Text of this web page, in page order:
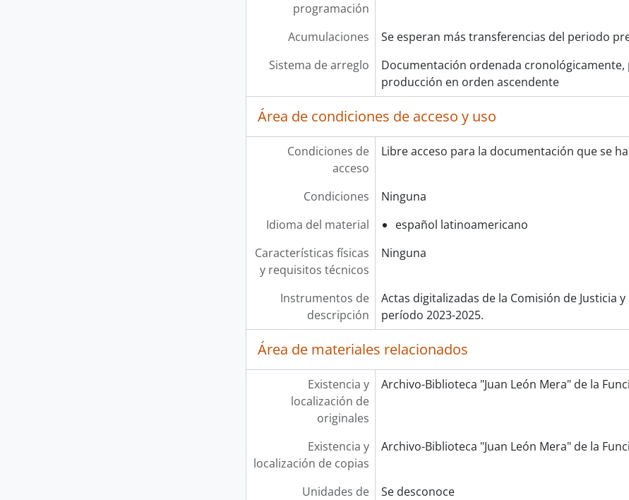
programación
Acumulaciones
Se esperan más transferencias del periodo
Sistema de arreglo
Documentación ordenada cronológicamente,
producción en orden ascendente
Área de condiciones de acceso y uso
Condiciones de
acceso
Libre acceso para la documentación que se
Condiciones
Ninguna
Idioma del material
español latinoamericano
Características físicas
y requisitos técnicos
Ninguna
Instrumentos de
descripción
Actas digitalizadas de la Comisión de Justicia
período 2023-2025.
Área de materiales relacionados
Existencia y
localización de
originales
Archivo-Biblioteca "Juan León Mera" de la
Existencia y
localización de copias
Archivo-Biblioteca "Juan León Mera" de la
Unidades de
Se desconoce